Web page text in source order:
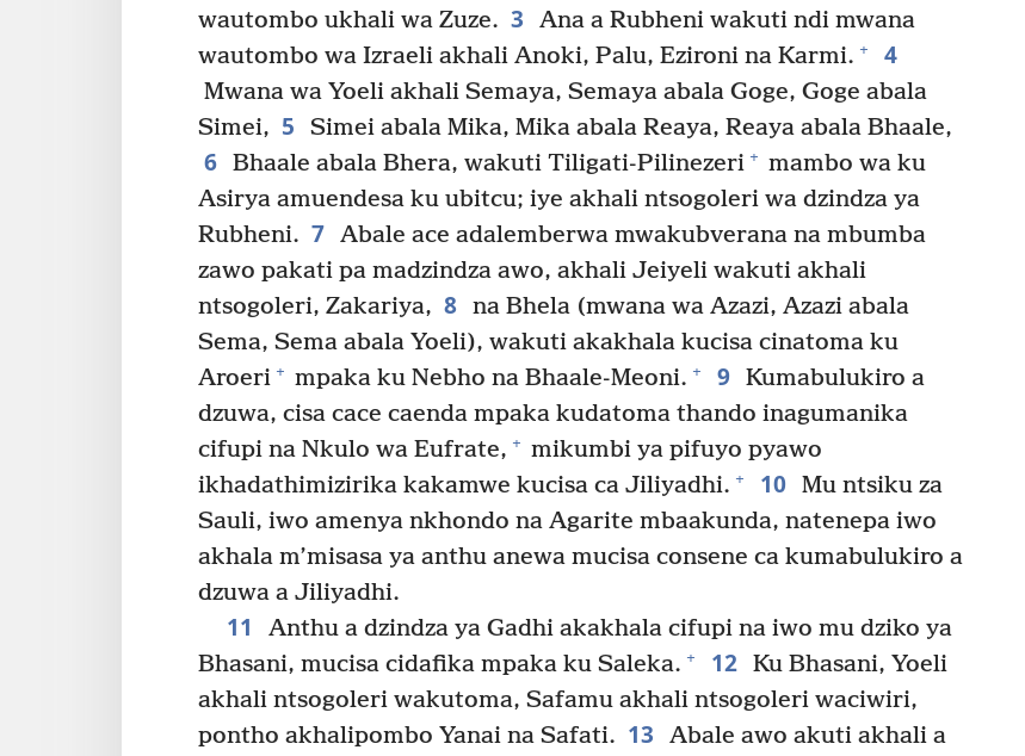
wautombo ukhali wa Zuze. 3
Ana a Rubheni wakuti ndi mwana
wautombo wa Izraeli akhali Anoki, Palu, Ezironi na Karmi. + 4
Mwana wa Yoeli akhali Semaya, Semaya abala Goge, Goge abala
Simei, 5 Simei abala Mika, Mika abala Reaya, Reaya abala Bhaale,
6 Bhaale abala Bhera, wakuti Tiligati-Pilinezeri + mambo wa ku
Asirya amuendesa ku ubitcu; iye akhali ntsogoleri wa dzindza ya
Rubheni. 7 Abale ace adalemberwa mwakubverana na mbumba
zawo pakati pa madzindza awo, akhali Jeiyeli wakuti akhali
ntsogoleri, Zakariya, 8 na Bhela (mwana wa Azazi, Azazi abala
Sema, Sema abala Yoeli), wakuti akakhala kucisa cinatoma ku
Aroeri + mpaka ku Nebho na Bhaale-Meoni. + 9 Kumabulukiro a
dzuwa, cisa cace caenda mpaka kudatoma thando inagumanika
cifupi na Nkulo wa Eufrate, + mikumbi ya pifuyo pyawo
ikhadathimizirika kakamwe kucisa ca Jiliyadhi. + 10 Mu ntsiku za
Sauli, iwo amenya nkhondo na Agarite mbaakunda, natenepa iwo
akhala m’misasa ya anthu anewa mucisa consene ca kumabulukiro a
dzuwa a Jiliyadhi.
11
Anthu a dzindza ya Gadhi akakhala cifupi na iwo mu dziko ya
Bhasani, mucisa cidafika mpaka ku Saleka. + 12 Ku Bhasani, Yoeli
akhali ntsogoleri wakutoma, Safamu akhali ntsogoleri waciwiri,
pontho akhalipombo Yanai na Safati. 13
Abale awo akuti akhali a